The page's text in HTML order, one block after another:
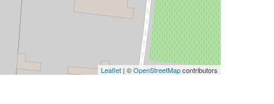
Leaflet | ©OpenStreetMapcontributors